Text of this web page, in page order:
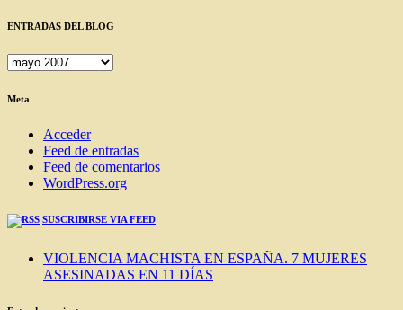
ENTRADAS DEL BLOG
ENTRADAS
BLOG
Meta
Acceder
Feed de entradas
Feed de comentarios
WordPress.org
SUSCRIBIRSE VIA FEED
VIOLENCIA MACHISTA EN ESPAÑA. 7 MUJERES
ASESINADAS EN 11 DÍAS